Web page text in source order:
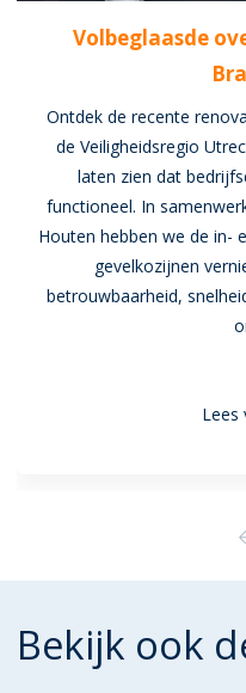
Volbeglaasde
Ontdek de recente
de Veiligheidsregio
laten zien dat
functioneel. In
Houten hebben we de in-
gevelkozijnen
betrouwbaarheid,
Lees
Bekijk ook